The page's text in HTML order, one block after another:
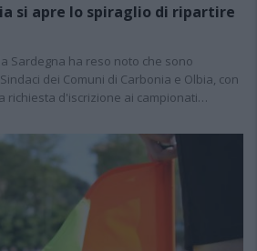
si apre lo spiraglio di ripartire
Sardegna ha reso noto che sono
dei Comuni di Carbonia e Olbia, con
richiesta d'iscrizione ai campionati…